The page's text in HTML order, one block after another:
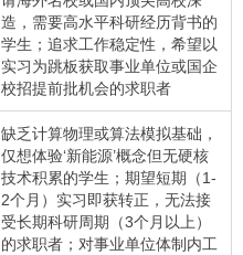
造，需要高水平科研经历背书的
学生；追求工作稳定性，希望以
实习为跳板获取事业单位或国企
校招提前批机会的求职者
缺乏计算物理或算法模拟基础，
仅想体验‘新能源’概念但无硬核
技术积累的学生；期望短期（1-
2个月）实习即获转正，无法接
受长期科研周期（3个月以上）
的求职者；对事业单位体制内工